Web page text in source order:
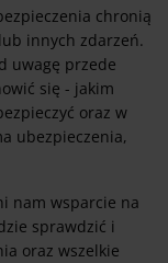
chronią
innych zdarzeń.
uwagę przede
się - jakim
oraz w
ubezpieczenia,
nam wsparcie na
sprawdzić i
oraz wszelkie